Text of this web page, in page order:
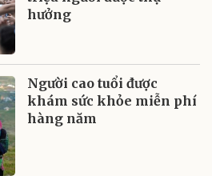
hưởng
Người cao tuổi được
khám sức khỏe miễn phí
hàng năm